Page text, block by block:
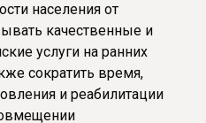
населения от
качественные и
услуги на ранних
сократить время,
и реабилитации